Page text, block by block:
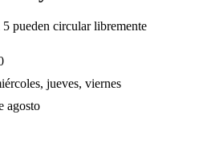
5 pueden circular libremente
jueves, viernes
agosto